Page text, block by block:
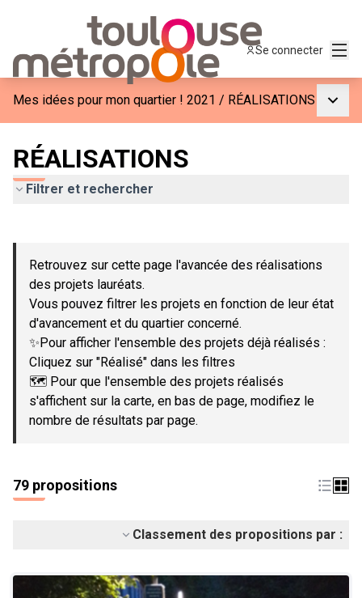
Se connecter
Mes idées pour mon quartier ! 2021 / RÉALISATIONS
RÉALISATIONS
Filtrer et rechercher
−
Retrouvez sur cette page l'avancée des réalisations
des projets lauréats.
Vous pouvez filtrer les projets en fonction de leur état
d'avancement et du quartier concerné.
✨Pour afficher l'ensemble des projets déjà réalisés :
Cliquez sur "Réalisé" dans les filtres
🗺️ Pour que l'ensemble des projets réalisés
s'affichent sur la carte, en bas de page, modifiez le
nombre de résultats par page.
79 propositions
Classement des propositions par :